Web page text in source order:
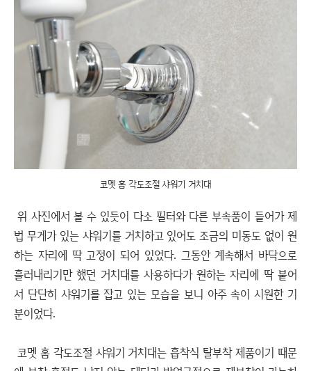
코멧 홈 각도조절 샤워기 거치대
위 사진에서 볼 수 있듯이 다소 필터와 다른 부속품이 들어가 제
법 무게가 있는 샤워기를 거치하고 있어도 조금의 미동도 없이 원
하는 자리에 딱 고정이 되어 있었다. 그동안 계속해서 바닥으로
흘러내리기만 했던 거치대를 사용하다가 원하는 자리에 딱 붙어
서 단단히 샤워기를 잡고 있는 모습을 보니 아주 속이 시원한 기
분이었다.
코멧 홈 각도조절 샤워기 거치대는 흡착식 탈부착 제품이기 때문